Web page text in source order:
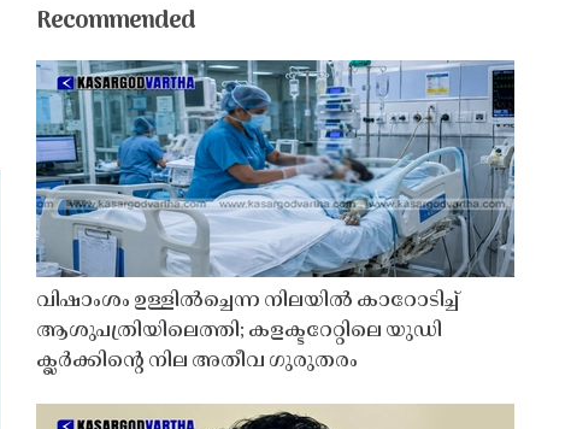
Recommended
വിഷാംശം ഉള്ളിൽച്ചെന്ന നിലയിൽ കാറോടിച്ച്
ആശുപത്രിയിലെത്തി; കളക്ടറേറ്റിലെ യുഡി
ക്ലർക്കിൻ്റെ നില അതീവ ഗുരുതരം